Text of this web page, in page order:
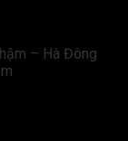
– Hà Đông